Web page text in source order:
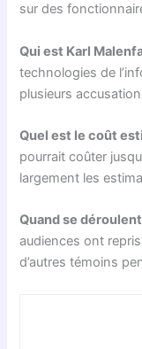
sur des
Qui est Karl
technologies de
plusieurs
Quel est le coût
pourrait coûter
largement les
Quand se
audiences ont
d’autres témoins